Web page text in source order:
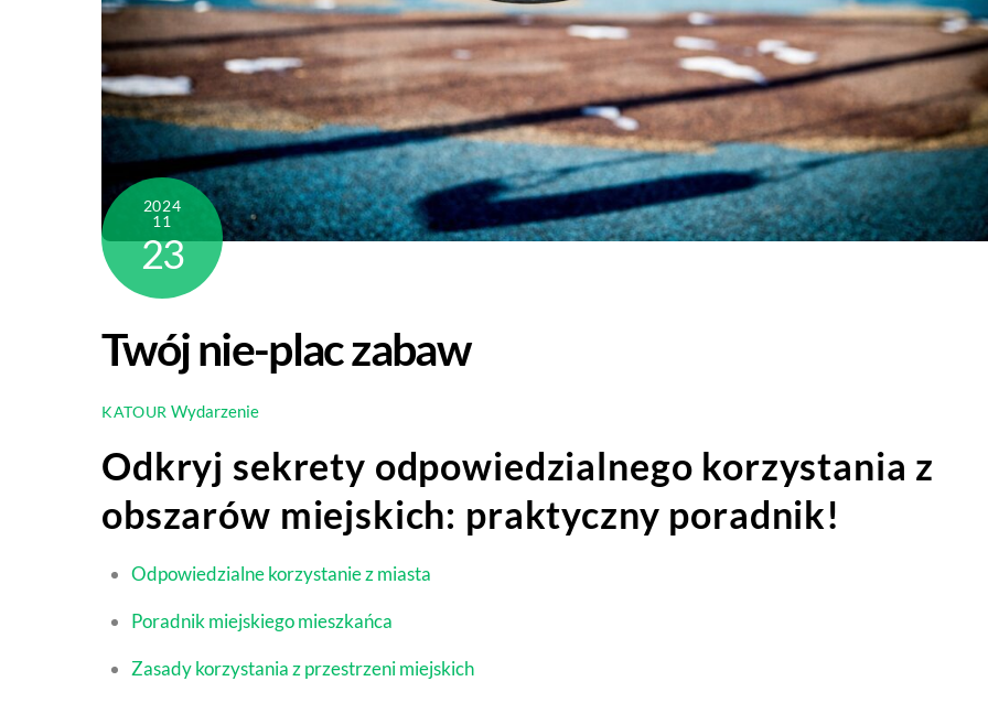
2024
11
23
Twój nie-plac zabaw
KATOUR Wydarzenie
Odkryj sekrety odpowiedzialnego korzystania z
obszarów miejskich: praktyczny poradnik!
Odpowiedzialne korzystanie z miasta
Poradnik miejskiego mieszkańca
Zasady korzystania z przestrzeni miejskich